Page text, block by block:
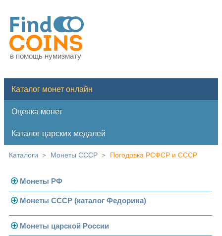
в помощь нумизмату
Каталог монет онлайн
Оценка монет
Каталог царских медалей
Каталоги > Монеты СССР > Погодовка РСФСР и СССР
Монеты РФ
Современная Россия
Монеты 1991-1993 гг.
Монеты СССР (каталог Федорина)
Погодовка СССР
Монеты царской России